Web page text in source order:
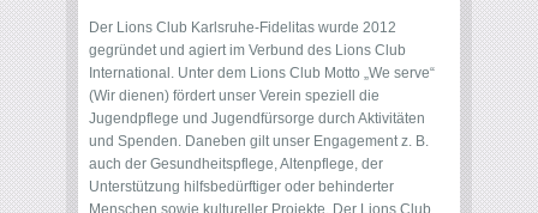
Der Lions Club Karlsruhe-Fidelitas wurde 2012
gegründet und agiert im Verbund des Lions Club
International. Unter dem Lions Club Motto „We serve“
(Wir dienen) fördert unser Verein speziell die
Jugendpflege und Jugendfürsorge durch Aktivitäten
und Spenden. Daneben gilt unser Engagement z. B.
auch der Gesundheitspflege, Altenpflege, der
Unterstützung hilfsbedürftiger oder behinderter
Menschen sowie kultureller Projekte. Der Lions Club